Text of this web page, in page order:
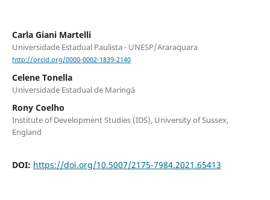
Carla Giani Martelli
Universidade Estadual Paulista - UNESP/Araraquara
http://orcid.org/0000-0002-1839-2140
Celene Tonella
Universidade Estadual de Maringá
Rony Coelho
Institute of Development Studies (IDS), University of Sussex,
England
DOI: https://doi.org/10.5007/2175-7984.2021.65413